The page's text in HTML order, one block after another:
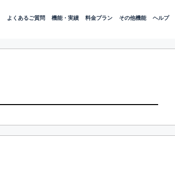
よくあるご質問 機能・実績 料金プラン その他機能 ヘルプ